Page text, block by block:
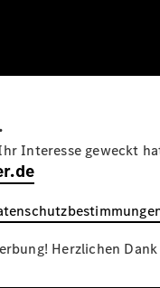
Interesse geweckt
Herzlichen